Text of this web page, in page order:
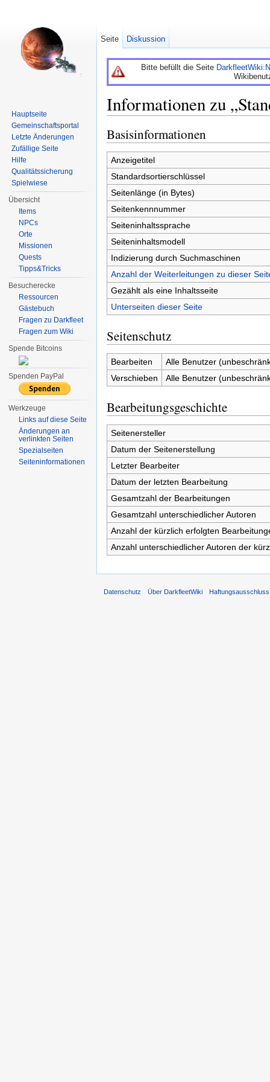
Bitte befüllt die Seite
Informationen zu
Basisinformationen
Anzeigetitel
Standardsortierschlüssel
Seitenlänge (in Bytes)
Seitenkennnummer
Seiteninhaltssprache
Seiteninhaltsmodell
Indizierung durch Suchmaschinen
Anzahl der Weiterleitungen zu dieser
Gezählt als eine Inhaltsseite
Unterseiten dieser Seite
Seitenschutz
Bearbeiten
Alle Benutzer
Verschieben
Alle Benutzer
Bearbeitungsgeschichte
Seitenersteller
Datum der Seitenerstellung
Letzter Bearbeiter
Datum der letzten Bearbeitung
Gesamtzahl der Bearbeitungen
Gesamtzahl unterschiedlicher Autoren
Anzahl der kürzlich erfolgten
Anzahl unterschiedlicher Autoren der
Seite Diskussion
Hauptseite
Gemeinschaftsportal
Letzte Änderungen
Zufällige Seite
Hilfe
Qualitätssicherung
Spielwiese
Übersicht
Items
NPCs
Orte
Missionen
Quests
Tipps&Tricks
Besucherecke
Ressourcen
Gästebuch
Fragen zu Darkfleet
Fragen zum Wiki
Spende Bitcoins
Spenden PayPal
Werkzeuge
Links auf diese Seite
Änderungen an
verlinkten Seiten
Spezialseiten
Seiten­informationen
Datenschutz Über DarkfleetWiki Haftungsausschluss